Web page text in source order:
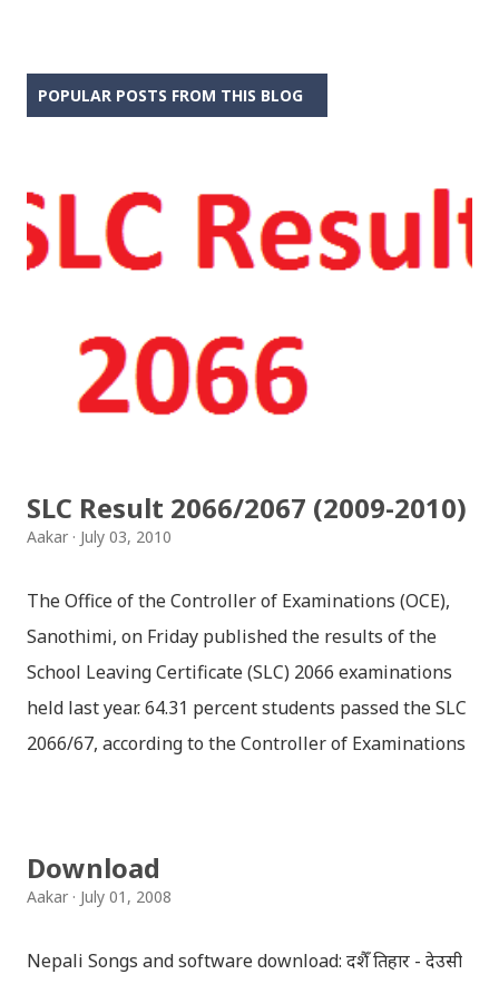
POPULAR POSTS FROM THIS BLOG
SLC Result 2066/2067 (2009-2010)
Aakar July 03, 2010
The Office of the Controller of Examinations (OCE),
Sanothimi, on Friday published the results of the
School Leaving Certificate (SLC) 2066 examinations
held last year. 64.31 percent students passed the SLC
2066/67, according to the Controller of Examinations
Congratulations to all, who passed SLC this year. And
can follow THT (symbol no. and birth date required).
Download
Aakar July 01, 2008
Nepali Songs and software download: दशैँ तिहार - देउसी